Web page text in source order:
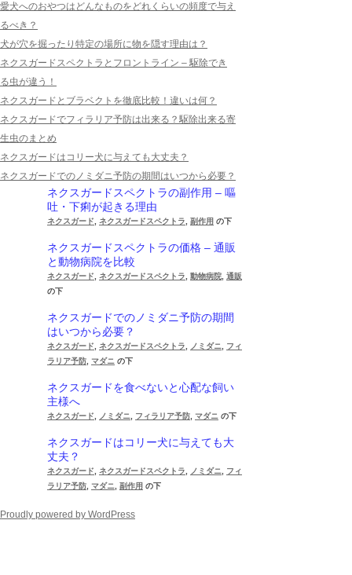
愛犬へのおやつはどんなものをどれくらいの頻度で与え
るべき？
犬が穴を掘ったり特定の場所に物を隠す理由は？
ネクスガードスペクトラとフロントライン – 駆除でき
る虫が違う！
ネクスガードとブラベクトを徹底比較！違いは何？
ネクスガードでフィラリア予防は出来る？駆除出来る寄
生虫のまとめ
ネクスガードはコリー犬に与えても大丈夫？
ネクスガードでのノミダニ予防の期間はいつから必要？
ネクスガードスペクトラの副作用 – 嘔
吐・下痢が起きる理由
ネクスガード, ネクスガードスペクトラ, 副作用 の下
ネクスガードスペクトラの価格 – 通販
と動物病院を比較
ネクスガード, ネクスガードスペクトラ, 動物病院, 通販
の下
ネクスガードでのノミダニ予防の期間
はいつから必要？
ネクスガード, ネクスガードスペクトラ, ノミダニ, フィ
ラリア予防, マダニ の下
ネクスガードを食べないと心配な飼い
主様へ
ネクスガード, ノミダニ, フィラリア予防, マダニ の下
ネクスガードはコリー犬に与えても大
丈夫？
ネクスガード, ネクスガードスペクトラ, ノミダニ, フィ
ラリア予防, マダニ, 副作用 の下
Proudly powered by WordPress